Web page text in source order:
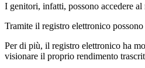
I genitori, infatti, possono accedere
Tramite il registro elettronico
Per di più, il registro elettronico ha
visionare il proprio rendimento